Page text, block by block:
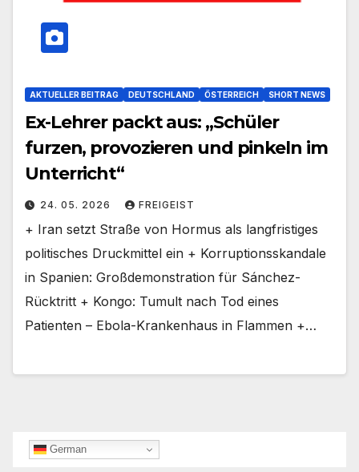
AKTUELLER BEITRAG DEUTSCHLAND ÖSTERREICH SHORT NEWS
Ex-Lehrer packt aus: „Schüler
furzen, provozieren und pinkeln im
Unterricht“
24. 05. 2026 FREIGEIST
+ Iran setzt Straße von Hormus als langfristiges
politisches Druckmittel ein + Korruptionsskandale
in Spanien: Großdemonstration für Sánchez-
Rücktritt + Kongo: Tumult nach Tod eines
Patienten – Ebola-Krankenhaus in Flammen +…
German